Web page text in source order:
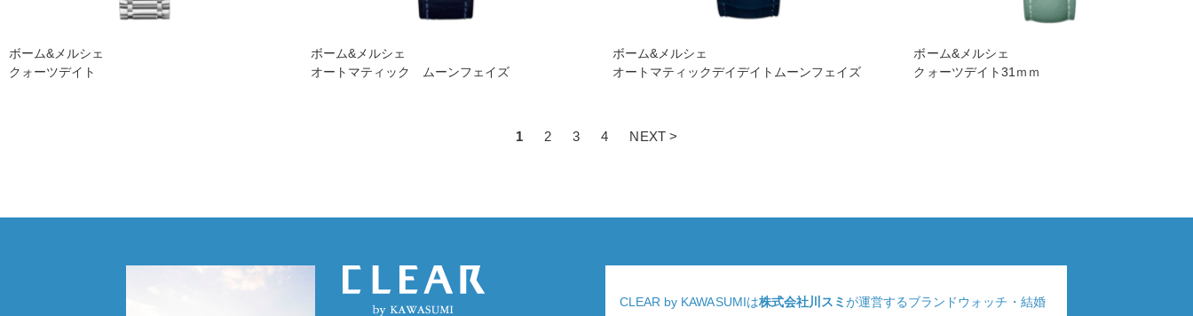
ボーム&メルシェ
クォーツデイト
ボーム&メルシェ
オートマティック ムーンフェイズ
ボーム&メルシェ
オートマティックデイデイトムーンフェイズ
ボーム&メルシェ
クォーツデイト31ｍｍ
1 2 3 4 NEXT >
CLEAR by KAWASUMIは株式会社川スミが運営するブランドウォッチ・結婚